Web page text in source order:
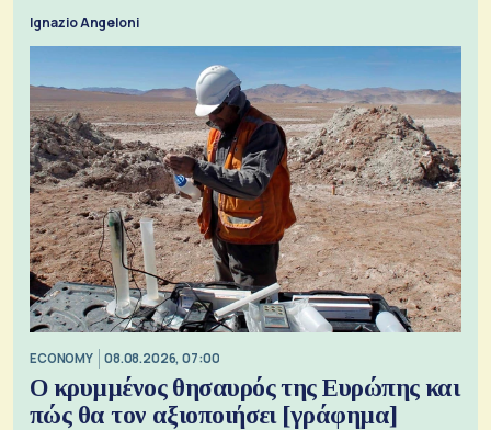
Ignazio Angeloni
ECONOMY 08.08.2026, 07:00
Ο κρυμμένος θησαυρός της Ευρώπης και
πώς θα τον αξιοποιήσει [γράφημα]